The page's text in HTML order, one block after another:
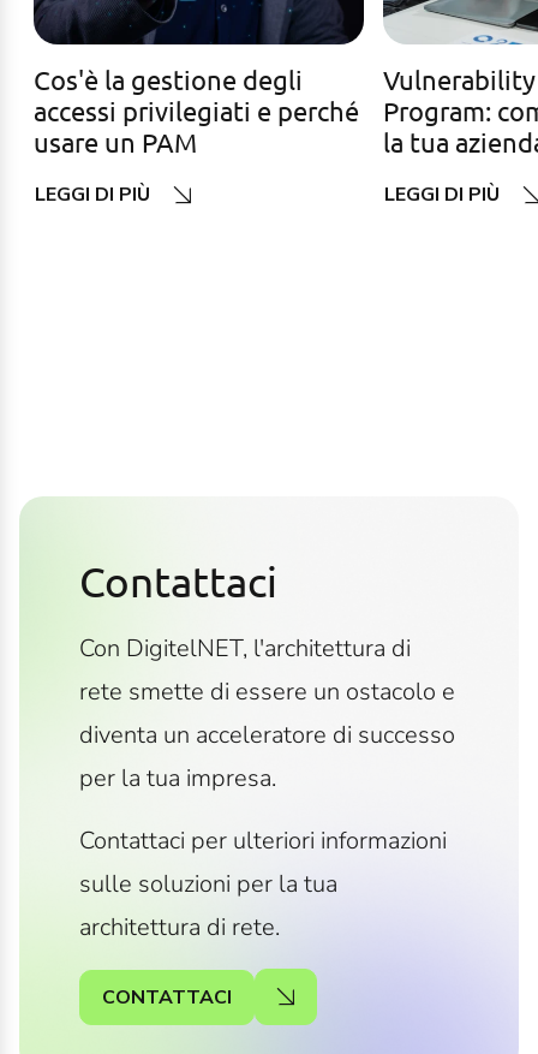
Cos'è la gestione degli
accessi privilegiati e perché
usare un PAM
LEGGI DI PIÙ
Program:
la tua
LEGGI DI PIÙ
Contattaci
Con DigitelNET, l'architettura di
rete smette di essere un ostacolo e
diventa un acceleratore di successo
per la tua impresa.
Contattaci per ulteriori informazioni
sulle soluzioni per la tua
architettura di rete.
CONTATTACI